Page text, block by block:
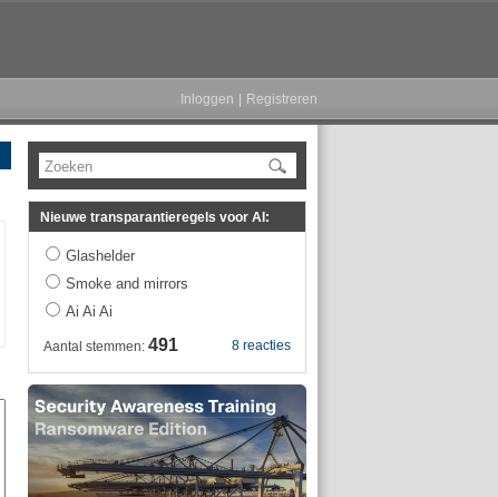
Inloggen Registreren
Zoeken
Nieuwe transparantieregels voor AI:
Glashelder
Smoke and mirrors
Ai Ai Ai
8 reacties
Aantal stemmen: 491